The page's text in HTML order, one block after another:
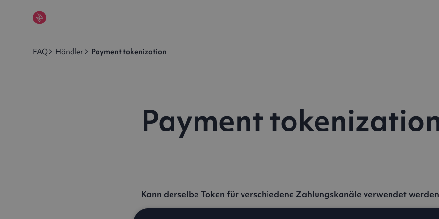
FAQ Händler Payment tokenization
Payment
Kann derselbe Token für verschiedene Zahlungskanäle verwendet
Ja, derselbe Token kann verwendet werden, um wiederkehrende Kunden über